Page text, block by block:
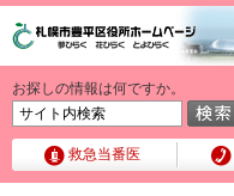
お探しの情報は何ですか。
救急当番医